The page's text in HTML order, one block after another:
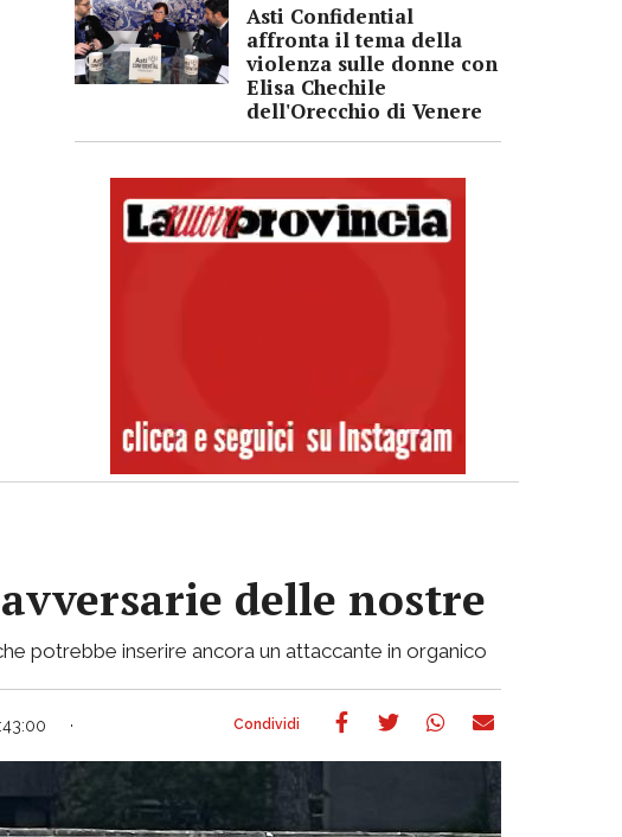
Asti Confidential
affronta il tema della
violenza sulle donne con
Elisa Chechile
dell'Orecchio di Venere
delle nostre
potrebbe inserire ancora un attaccante in organico